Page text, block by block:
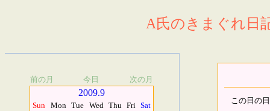
A氏のきまぐれ日
前の月 今日 次の月
2009.9
Sun Mon Tue Wed Thu Fri Sat
この日の